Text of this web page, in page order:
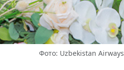
Фото: Uzbekistan Airways